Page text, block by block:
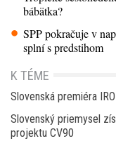
bábätka?
SPP pokračuje v
splní s predstihom
K TÉME
Slovenská premiéra
Slovenský priemysel
projektu CV90